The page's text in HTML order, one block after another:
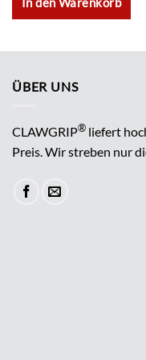
ÜBER UNS
CLAWGRIP® liefert
Preis. Wir streben nur